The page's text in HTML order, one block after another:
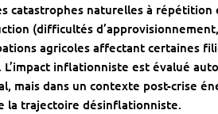
catastrophes naturelles à
(difficultés
agricoles affectant certaines
L’impact inflationniste est évalué
mais dans un contexte post-crise
la trajectoire désinflationniste.